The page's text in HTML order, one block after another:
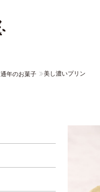
通年のお菓子 美し濃いプリン